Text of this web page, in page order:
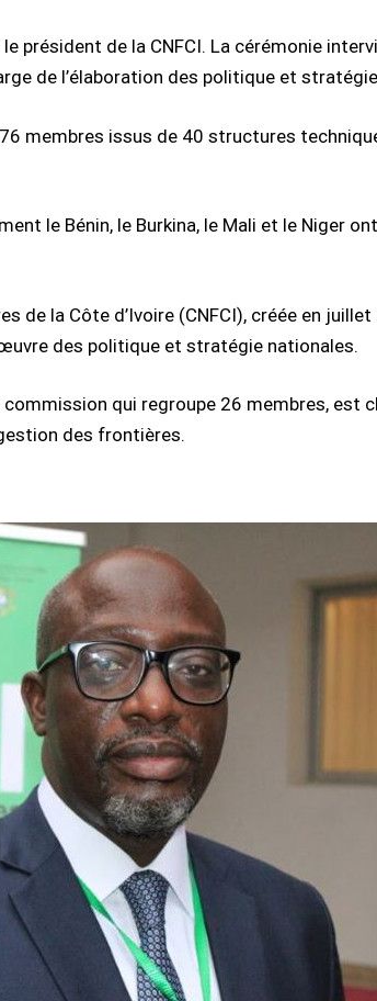
président de la CNFCI. La cérémonie
de l’élaboration des politique et
membres issus de 40 structures
le Bénin, le Burkina, le Mali et le Niger
de la Côte d’Ivoire (CNFCI), créée en
des politique et stratégie nationales.
qui regroupe 26 membres, est
des frontières.